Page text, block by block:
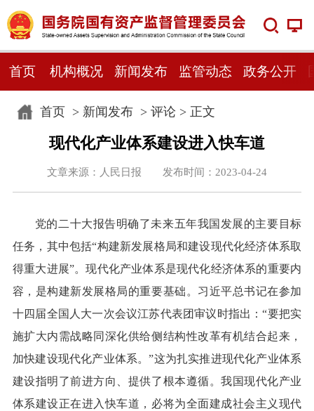
首页 机构概况 新闻发布 监管动态 政务公开
首页> 新闻发布> 评论 > 正文
现代化产业体系建设进入快车道
文章来源：人民日报 发布时间：2023-04-24
党的二十大报告明确了未来五年我国发展的主要目标
任务，其中包括“构建新发展格局和建设现代化经济体系取
得重大进展”。现代化产业体系是现代化经济体系的重要内
容，是构建新发展格局的重要基础。习近平总书记在参加
十四届全国人大一次会议江苏代表团审议时指出：“要把实
施扩大内需战略同深化供给侧结构性改革有机结合起来，
加快建设现代化产业体系。”这为扎实推进现代化产业体系
建设指明了前进方向、提供了根本遵循。我国现代化产业
体系建设正在进入快车道，必将为全面建成社会主义现代